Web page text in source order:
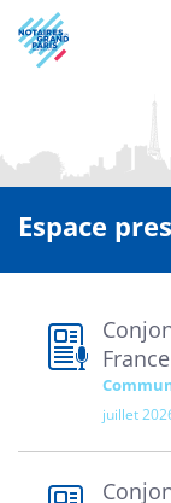
Aller
au
contenu
Espace
juillet